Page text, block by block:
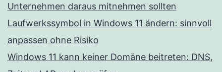
Unternehmen daraus mitnehmen sollten
Laufwerkssymbol in Windows 11 ändern: sinnvoll
anpassen ohne Risiko
Windows 11 kann keiner Domäne beitreten: DNS,